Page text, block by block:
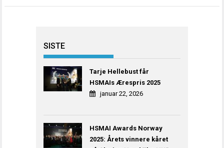
SISTE
Tarje Hellebust får
HSMAIs Ærespris 2025
januar 22, 2026
HSMAI Awards Norway
2025: Årets vinnere kåret